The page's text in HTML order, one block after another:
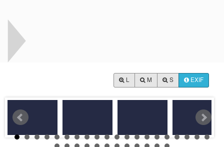
M S EXIF